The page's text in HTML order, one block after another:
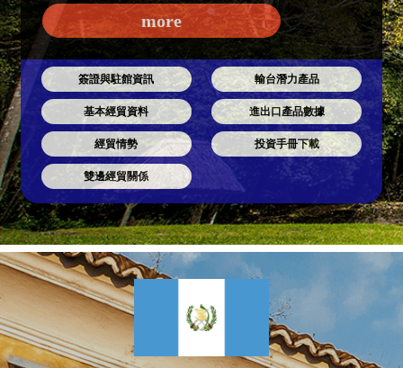
more
簽證與駐館資訊 輸台潛力產品
基本經貿資料 進出口產品數據
經貿情勢 投資手冊下載
雙邊經貿關係